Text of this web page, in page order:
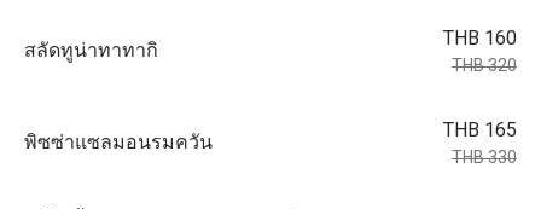
สลัดทูน่าทาทากิ
THB 160
THB 320
พิซซ่าแซลมอนรมควัน
THB 165
THB 330